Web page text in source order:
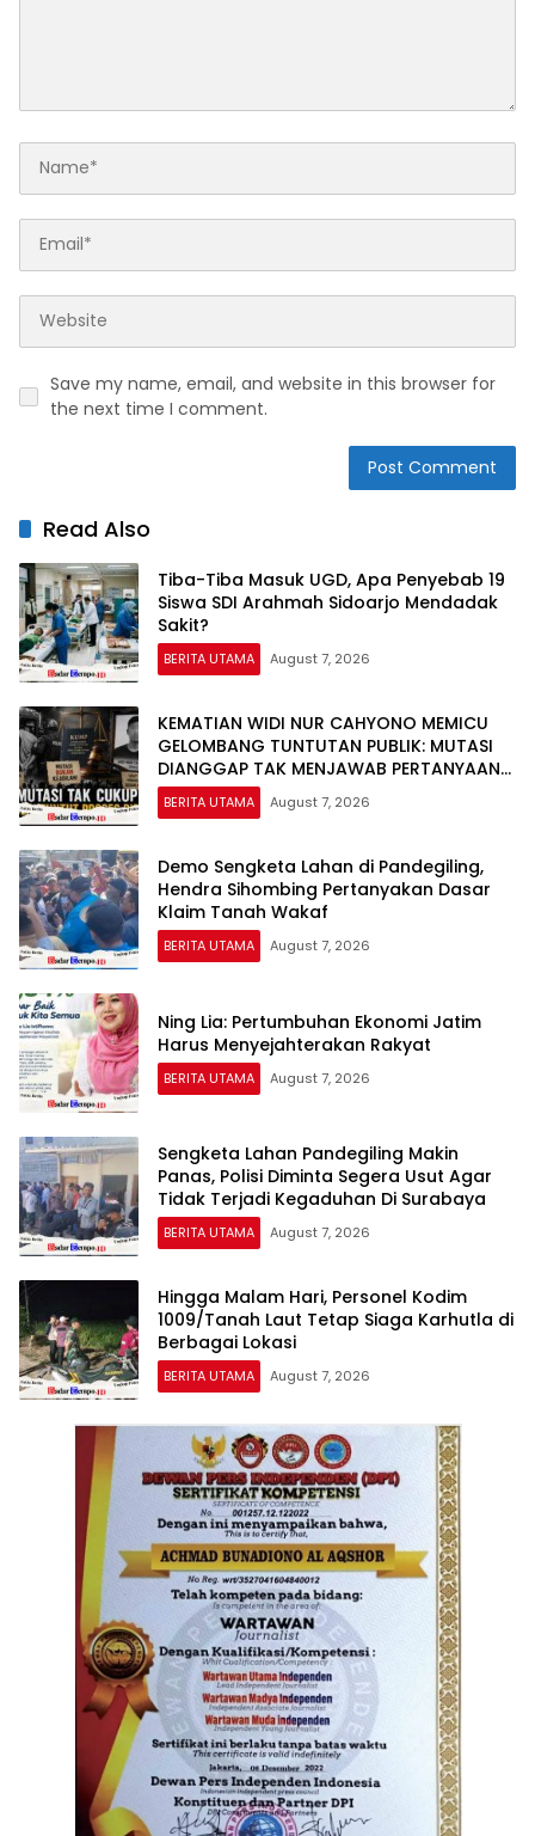
Save my name, email, and website in this browser for
the next time I comment.
Read Also
Tiba-Tiba Masuk UGD, Apa Penyebab 19
Siswa SDI Arahmah Sidoarjo Mendadak
Sakit?
BERITA UTAMA August 7, 2026
KEMATIAN WIDI NUR CAHYONO MEMICU
GELOMBANG TUNTUTAN PUBLIK: MUTASI
DIANGGAP TAK MENJAWAB PERTANYAAN
HUKUM, DESAKAN PROSES PIDANA
MENGUAT
BERITA UTAMA August 7, 2026
Demo Sengketa Lahan di Pandegiling,
Hendra Sihombing Pertanyakan Dasar
Klaim Tanah Wakaf
BERITA UTAMA August 7, 2026
Ning Lia: Pertumbuhan Ekonomi Jatim
Harus Menyejahterakan Rakyat
BERITA UTAMA August 7, 2026
Sengketa Lahan Pandegiling Makin
Panas, Polisi Diminta Segera Usut Agar
Tidak Terjadi Kegaduhan Di Surabaya
BERITA UTAMA August 7, 2026
Hingga Malam Hari, Personel Kodim
1009/Tanah Laut Tetap Siaga Karhutla di
Berbagai Lokasi
BERITA UTAMA August 7, 2026